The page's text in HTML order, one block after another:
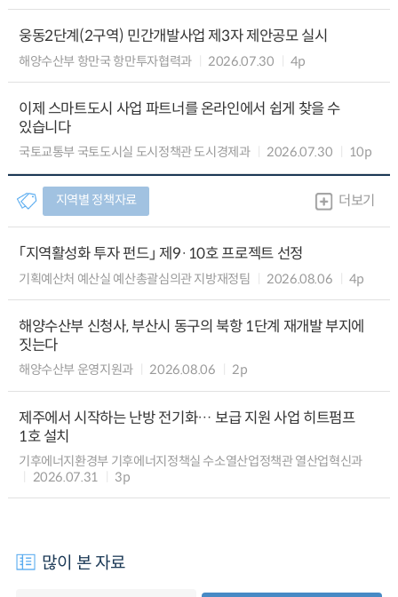
웅동2단계(2구역) 민간개발사업 제3자 제안공모 실시
해양수산부 항만국 항만투자협력과 2026.07.30 4p
이제 스마트도시 사업 파트너를 온라인에서 쉽게 찾을 수
있습니다
국토교통부 국토도시실 도시정책관 도시경제과 2026.07.30 10p
지역별 정책자료 더보기
「지역활성화 투자 펀드」 제9·10호 프로젝트 선정
기획예산처 예산실 예산총괄심의관 지방재정팀 2026.08.06 4p
해양수산부 신청사, 부산시 동구의 북항 1단계 재개발 부지에
짓는다
해양수산부 운영지원과 2026.08.06 2p
제주에서 시작하는 난방 전기화… 보급 지원 사업 히트펌프
1호 설치
기후에너지환경부 기후에너지정책실 수소열산업정책관 열산업혁신과
2026.07.31
3p
많이 본 자료